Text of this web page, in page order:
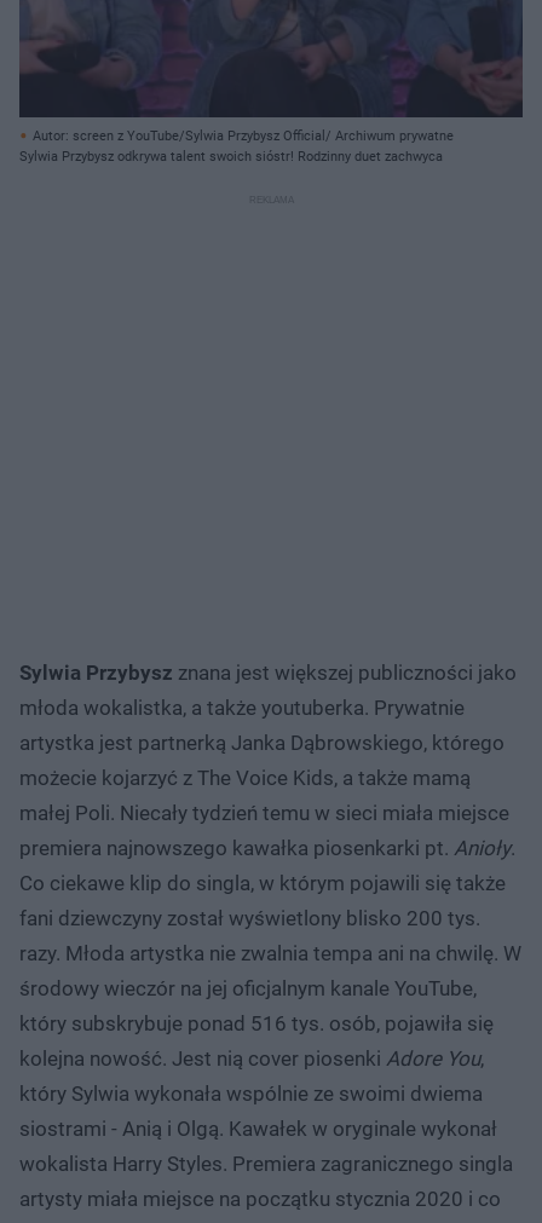
Autor: screen z YouTube/Sylwia Przybysz Official/ Archiwum prywatne
Sylwia Przybysz odkrywa talent swoich sióstr! Rodzinny duet zachwyca
Sylwia Przybysz znana jest większej publiczności jako
młoda wokalistka, a także youtuberka. Prywatnie
artystka jest partnerką Janka Dąbrowskiego, którego
możecie kojarzyć z The Voice Kids, a także mamą
małej Poli. Niecały tydzień temu w sieci miała miejsce
premiera najnowszego kawałka piosenkarki pt. Anioły.
Co ciekawe klip do singla, w którym pojawili się także
fani dziewczyny został wyświetlony blisko 200 tys.
razy. Młoda artystka nie zwalnia tempa ani na chwilę. W
środowy wieczór na jej oficjalnym kanale YouTube,
który subskrybuje ponad 516 tys. osób, pojawiła się
kolejna nowość. Jest nią cover piosenki Adore You,
który Sylwia wykonała wspólnie ze swoimi dwiema
siostrami - Anią i Olgą. Kawałek w oryginale wykonał
wokalista Harry Styles. Premiera zagranicznego singla
artysty miała miejsce na początku stycznia 2020 i co